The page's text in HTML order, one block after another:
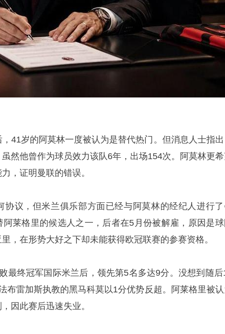
41岁的阿莫林一度被认为是替代热门。但消息人士指
然他曾作为球员效力该队6年，出场154次。阿莫林更
，证明曼联的错误。
协议，但米兰俱乐部方面已经与阿莫林的经纪人进行
莱格里的候选人之一，后者在5月份被解雇，原因是
，在形势大好之下却未能获得欧冠联赛的参赛资格。
最终冠军国际米兰后，领先第5名多达9分。没想到随后
布雷加斯执教的黑马科莫以1分优势反超。阿莱格里被
因此赛后迅速失业。